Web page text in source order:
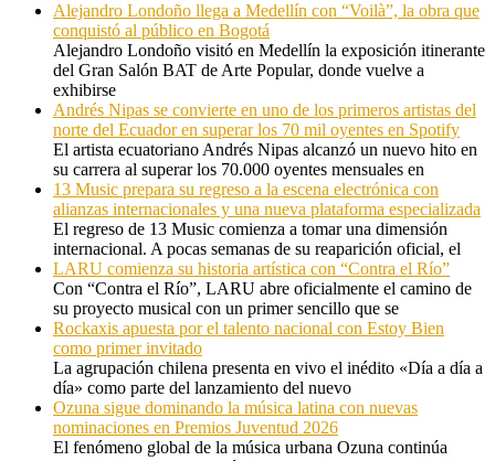
Alejandro Londoño llega a Medellín con “Voilà”, la obra que
conquistó al público en Bogotá
Alejandro Londoño visitó en Medellín la exposición itinerante
del Gran Salón BAT de Arte Popular, donde vuelve a
exhibirse
Andrés Nipas se convierte en uno de los primeros artistas del
norte del Ecuador en superar los 70 mil oyentes en Spotify
El artista ecuatoriano Andrés Nipas alcanzó un nuevo hito en
su carrera al superar los 70.000 oyentes mensuales en
13 Music prepara su regreso a la escena electrónica con
alianzas internacionales y una nueva plataforma especializada
El regreso de 13 Music comienza a tomar una dimensión
internacional. A pocas semanas de su reaparición oficial, el
LARU comienza su historia artística con “Contra el Río”
Con “Contra el Río”, LARU abre oficialmente el camino de
su proyecto musical con un primer sencillo que se
Rockaxis apuesta por el talento nacional con Estoy Bien
como primer invitado
La agrupación chilena presenta en vivo el inédito «Día a día a
día» como parte del lanzamiento del nuevo
Ozuna sigue dominando la música latina con nuevas
nominaciones en Premios Juventud 2026
El fenómeno global de la música urbana Ozuna continúa